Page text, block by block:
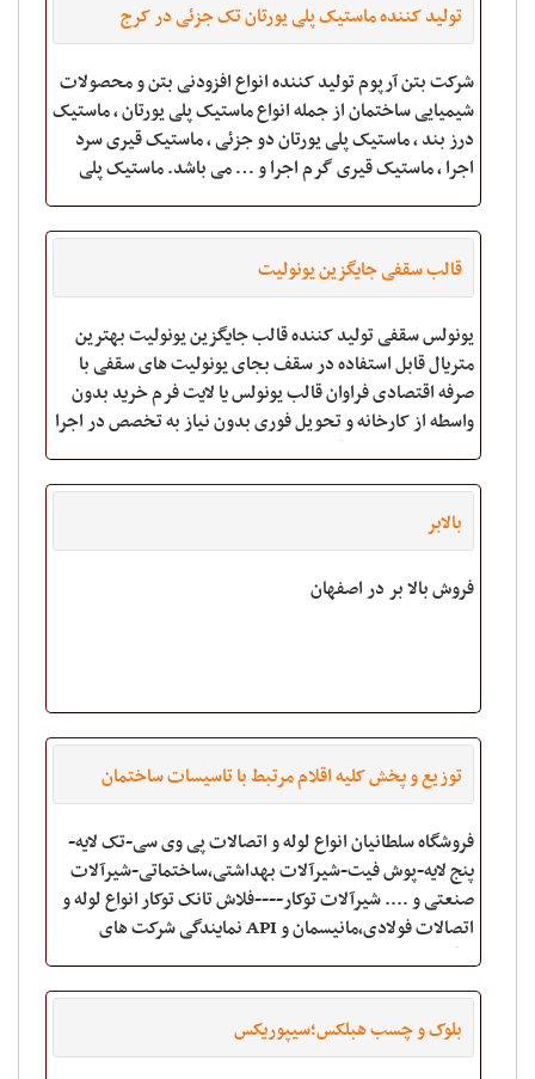
تولید کننده ماستیک پلی یورتان تک جزئی در کرج
شرکت بتن آرپوم تولید کننده انواع افزودنی بتن و محصولات
شیمیایی ساختمان از جمله انواع ماستیک پلی یورتان ، ماستیک
درز بند ، ماستیک پلی یورتان دو جزئی ، ماستیک قیری سرد
اجرا ، ماستیک قیری گرم اجرا و … می باشد. ماستیک پلی
قالب سقفی جایگزین یونولیت
یونولس سقفی تولید کننده قالب جایگزین یونولیت بهترین
متریال قابل استفاده در سقف بجای یونولیت های سقفی با
صرفه اقتصادی فراوان قالب یونولس یا لایت فرم خرید بدون
واسطه از کارخانه و تحویل فوری بدون نیاز به تخصص در اجرا
ابعاد و نحوه اجرا دقیقا مشابه
بالابر
فروش بالا بر در اصفهان
توزیع و پخش کلیه اقلام مرتبط با تاسیسات ساختمان
فروشگاه سلطانیان انواع لوله و اتصالات پی وی سی-تک لایه-
پنج لایه-پوش فیت-شیرآلات بهداشتی،ساختماتی-شیرآلات
صنعتی و .... شیرآلات توکار----فلاش تانک توکار انواع لوله و
اتصالات فولادی،مانیسمان و API نمایندگی شرکت های
اینگل،بیست بسپار،ایزی پای
بلوک و چسب هبلکس؛سیپوریکس